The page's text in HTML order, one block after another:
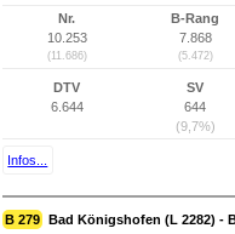
Nr.
10.253
(11.686)
B-Rang
7.868
(5.472)
DTV
6.644
SV
644
(9,7%)
Infos...
B 279 Bad Königshofen (L 2282) -